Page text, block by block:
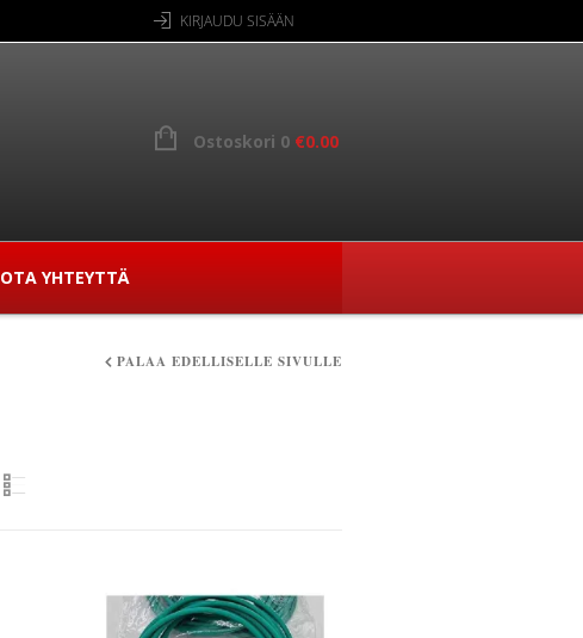
KIRJAUDU SISÄÄN
Ostoskori 0 €0.00
OTA YHTEYTTÄ
PALAA EDELLISELLE SIVULLE